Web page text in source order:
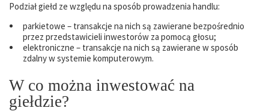
Podział giełd ze względu na sposób prowadzenia handlu:
parkietowe – transakcje na nich są zawierane bezpośrednio
przez przedstawicieli inwestorów za pomocą głosu;
elektroniczne – transakcje na nich są zawierane w sposób
zdalny w systemie komputerowym.
W co można inwestować na
giełdzie?